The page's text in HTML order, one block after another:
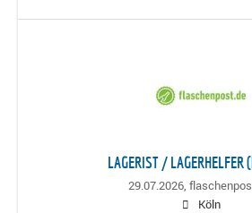
LAGERIST /
29.07.2026,
Köln